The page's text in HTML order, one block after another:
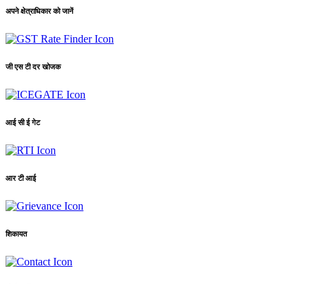
अपने क्षेत्राधिकार को जानें
जी एस टी दर खोजक
आई सी ई गेट
आर टी आई
शिकायत